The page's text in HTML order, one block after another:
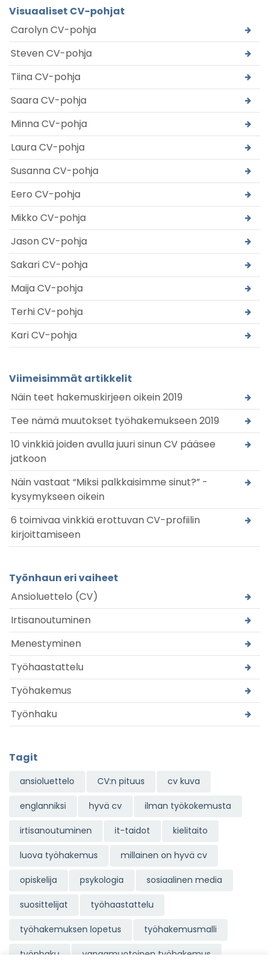
Visuaaliset CV-pohjat
Carolyn CV-pohja
Steven CV-pohja
Tiina CV-pohja
Saara CV-pohja
Minna CV-pohja
Laura CV-pohja
Susanna CV-pohja
Eero CV-pohja
Mikko CV-pohja
Jason CV-pohja
Sakari CV-pohja
Maija CV-pohja
Terhi CV-pohja
Kari CV-pohja
Viimeisimmät artikkelit
Näin teet hakemuskirjeen oikein 2019
Tee nämä muutokset työhakemukseen 2019
10 vinkkiä joiden avulla juuri sinun CV pääsee
jatkoon
Näin vastaat “Miksi palkkaisimme sinut?” -
kysymykseen oikein
6 toimivaa vinkkiä erottuvan CV-profiilin
kirjoittamiseen
Työnhaun eri vaiheet
Ansioluettelo (CV)
Irtisanoutuminen
Menestyminen
Työhaastattelu
Työhakemus
Työnhaku
Tagit
ansioluettelo CV:n pituus cv kuva
englanniksi hyvä cv ilman työkokemusta
irtisanoutuminen it-taidot kielitaito
luova työhakemus millainen on hyvä cv
opiskelija psykologia sosiaalinen media
suosittelijat työhaastattelu
työhakemuksen lopetus työhakemusmalli
työnhaku vapaamuotoinen työhakemus